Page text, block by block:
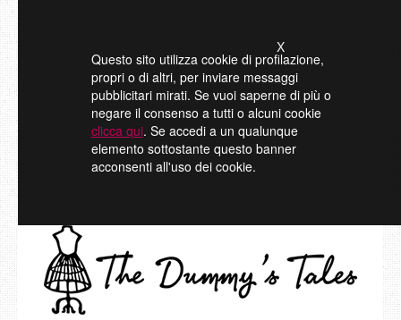
Questo sito utilizza cookie di profilazione,
propri o di altri, per inviare messaggi
pubblicitari mirati. Se vuoi saperne di più o
negare il consenso a tutti o alcuni cookie
clicca qui. Se accedi a un qualunque
elemento sottostante questo banner
acconsenti all'uso dei cookie.
X